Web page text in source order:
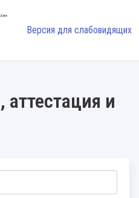
Версия для слабовидящих
и